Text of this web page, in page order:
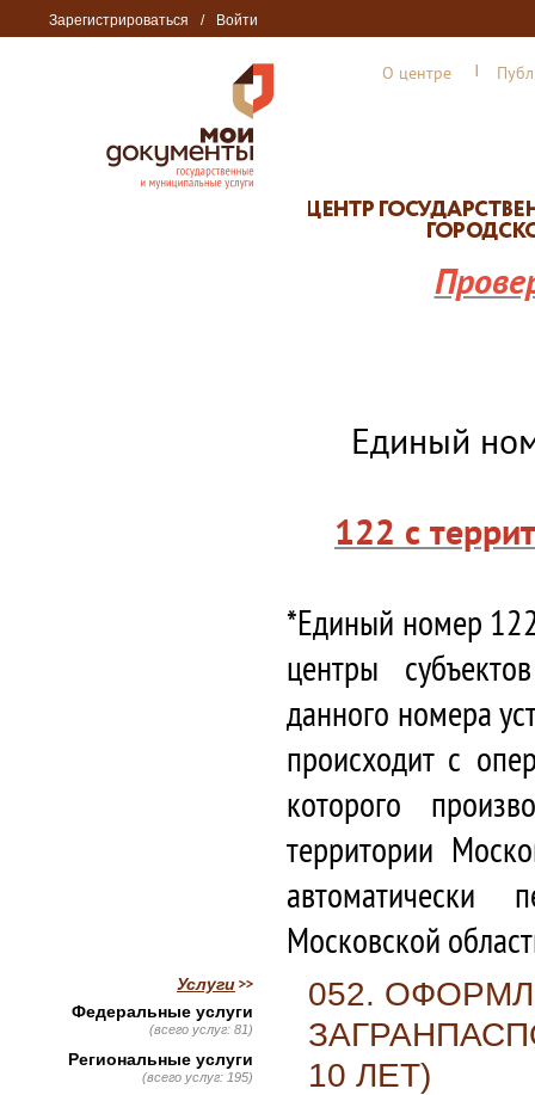
Зарегистрироваться / Войти
О центре
Единый
122 с
*Единый номер
центры
данного номера
происходит с
которого
территории
автоматически
Московской
052.
10 ЛЕТ)
Услуги
Федеральные услуги
(всего услуг: 81)
Региональные услуги
(всего услуг: 195)